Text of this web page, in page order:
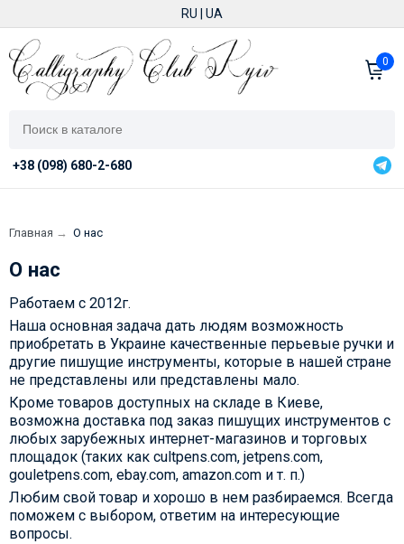
RU UA
0
+38 (098) 680-2-680
Главная → О нас
О нас
Работаем с 2012г.
Наша основная задача дать людям возможность
приобретать в Украине качественные перьевые ручки и
другие пишущие инструменты, которые в нашей стране
не представлены или представлены мало.
Кроме товаров доступных на складе в Киеве,
возможна доставка под заказ пишущих инструментов с
любых зарубежных интернет-магазинов и торговых
площадок (таких как cultpens.com, jetpens.com,
gouletpens.com, ebay.com, amazon.com и т. п.)
Любим свой товар и хорошо в нем разбираемся. Всегда
поможем с выбором, ответим на интересующие
вопросы.